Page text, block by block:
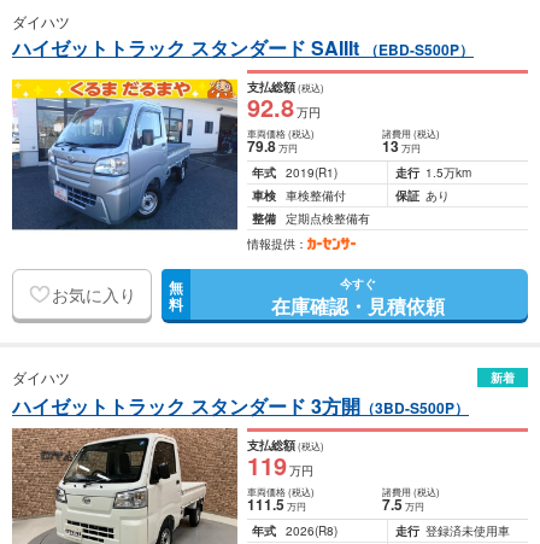
ダイハツ
ハイゼットトラック スタンダード SAIIIt （EBD-S500P）
支払総額(税込)
92.8万円
車両価格(税込)
79.8万円
諸費用 (税込)
13 万円
年式 2019(R1) 走行 1.5万km
車検 車検整備付 保証 あり
整備 定期点検整備有
情報提供：
お気に入り 無
料
今すぐ
在庫確認・見積依頼
ダイハツ 新着
ハイゼットトラック スタンダード 3方開 （3BD-S500P）
支払総額(税込)
119万円
車両価格(税込)
111.5万円
諸費用 (税込)
7.5 万円
年式 2026(R8) 走行 登録済未使用車